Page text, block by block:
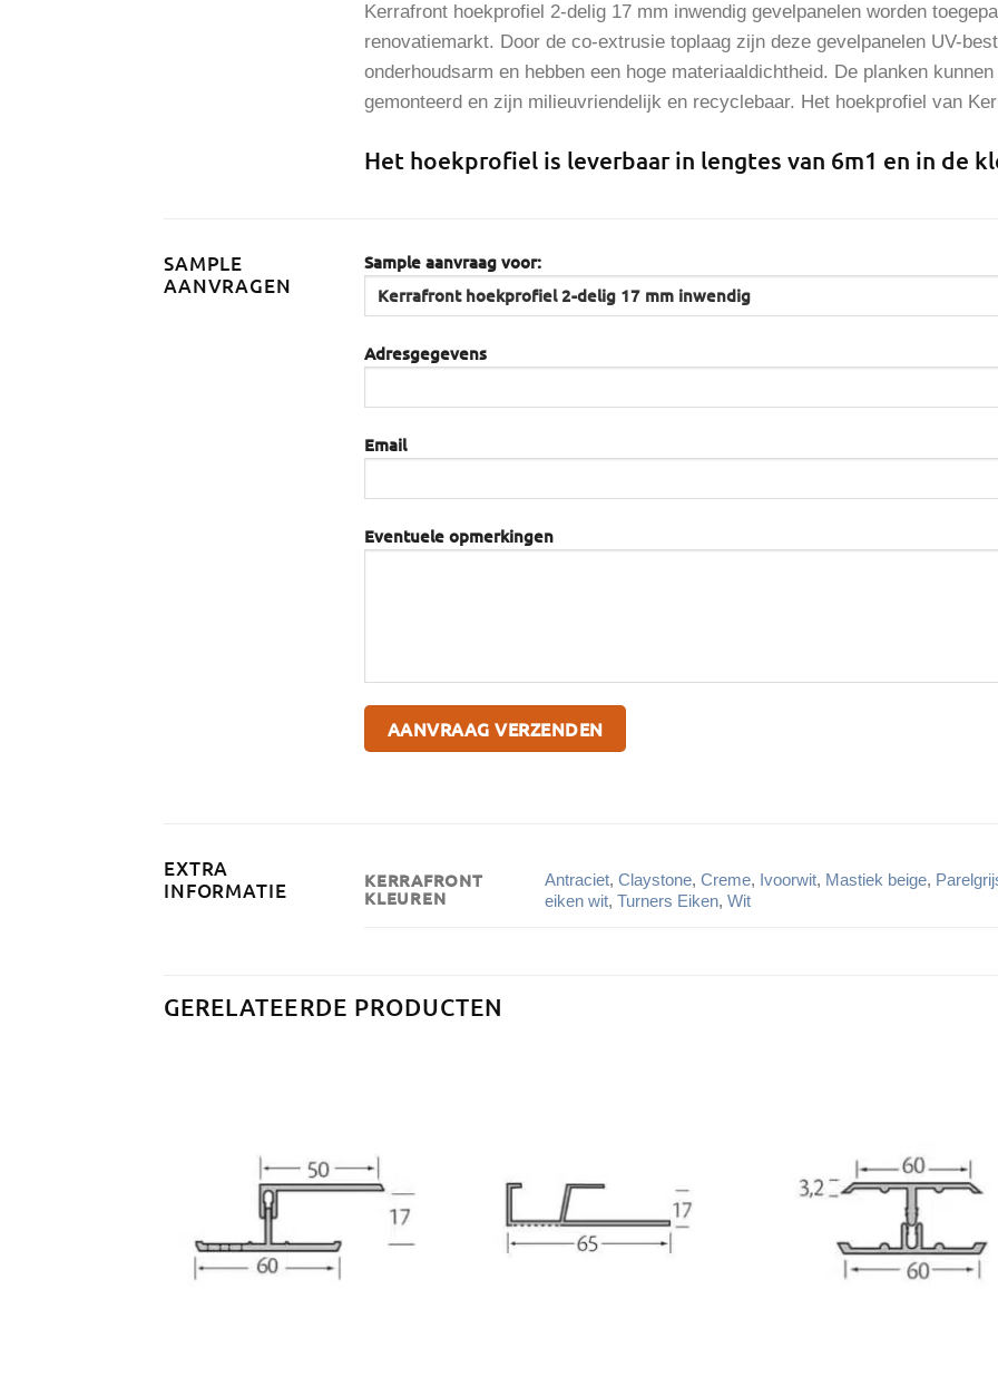
Kerrafront hoekprofiel 2-delig 17 mm inwendig gevelpanelen worden
renovatiemarkt. Door de co-extrusie toplaag zijn deze gevelpanelen UV-
onderhoudsarm en hebben een hoge materiaaldichtheid. De planken
gemonteerd en zijn milieuvriendelijk en recyclebaar. Het hoekprofiel van
Het hoekprofiel is leverbaar in lengtes van 6m1 en in de
SAMPLE
AANVRAGEN
Sample aanvraag voor:
Adresgegevens
Email
Eventuele opmerkingen
EXTRA
INFORMATIE
KERRAFRONT
KLEUREN
Antraciet, Claystone, Creme, Ivoorwit, Mastiek beige,
eiken wit, Turners Eiken, Wit
GERELATEERDE PRODUCTEN